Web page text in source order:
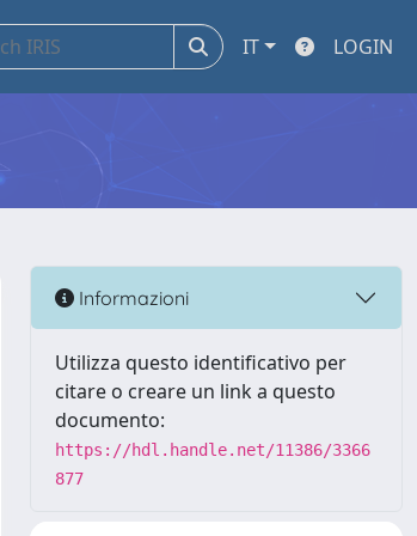
IT LOGIN
Informazioni
Utilizza questo identificativo per
citare o creare un link a questo
documento:
https://hdl.handle.net/11386/3366
877